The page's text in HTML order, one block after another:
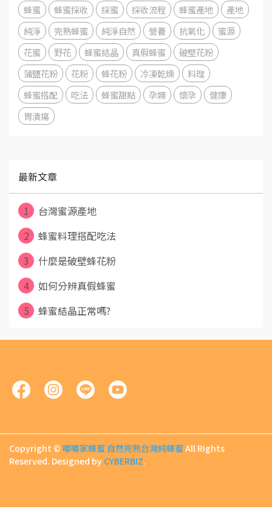
蜂蜜 蜂蜜採收 採蜜 採收流程 蜂蜜產地
產地
純淨
完熟蜂蜜 純淨自然 營養 抗氧化
蜜源
花蜜
野花 蜂蜜結晶 真假蜂蜜
破壁花粉
蒲鹽花粉
花粉 蜂花粉 冷凍乾燥
料理
蜂蜜搭配
吃法 蜂蜜甜點 孕婦 懷孕
健康
胃潰瘍
最新文章
1
台灣蜜源產地
2
蜂蜜料理搭配吃法
3
什麼是破壁蜂花粉
4
如何分辨真假蜂蜜
5
蜂蜜結晶正常嗎?
Copyright © 嘟嘟家蜂蜜 自然完熟台灣純蜂蜜 All Rights
Reserved. Designed by CYBERBIZ.